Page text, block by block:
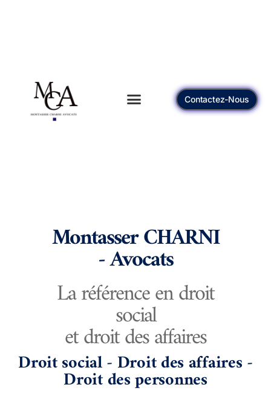
Contactez-Nous
Montasser CHARNI
- Avocats
La référence en droit
social
et droit des affaires
Droit social - Droit des affaires -
Droit des personnes